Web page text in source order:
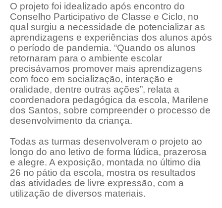
O projeto foi idealizado após encontro do
Conselho Participativo de Classe e Ciclo, no
qual surgiu a necessidade de potencializar as
aprendizagens e experiências dos alunos após
o período de pandemia. “Quando os alunos
retornaram para o ambiente escolar
precisávamos promover mais aprendizagens
com foco em socialização, interação e
oralidade, dentre outras ações”, relata a
coordenadora pedagógica da escola, Marilene
dos Santos, sobre compreender o processo de
desenvolvimento da criança.
Todas as turmas desenvolveram o projeto ao
longo do ano letivo de forma lúdica, prazerosa
e alegre. A exposição, montada no último dia
26 no pátio da escola, mostra os resultados
das atividades de livre expressão, com a
utilização de diversos materiais.